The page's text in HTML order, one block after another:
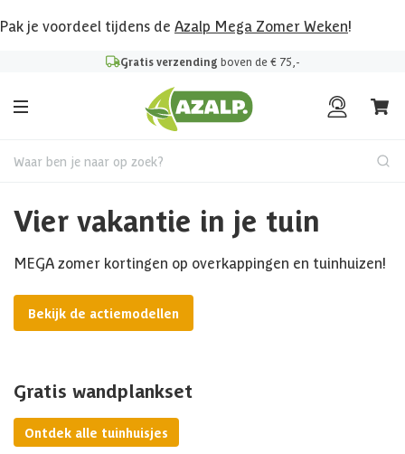
Pak je voordeel tijdens de Azalp Mega Zomer Weken!
Gratis verzending boven de € 75,-
Waar ben je naar op zoek?
Vier vakantie in je tuin
MEGA zomer kortingen op overkappingen en tuinhuizen!
Bekijk de actiemodellen
Gratis wandplankset
Ontdek alle tuinhuisjes